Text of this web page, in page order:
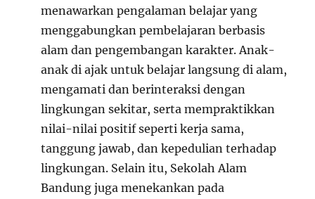
menawarkan pengalaman belajar yang
menggabungkan pembelajaran berbasis
alam dan pengembangan karakter. Anak-
anak di ajak untuk belajar langsung di alam,
mengamati dan berinteraksi dengan
lingkungan sekitar, serta mempraktikkan
nilai-nilai positif seperti kerja sama,
tanggung jawab, dan kepedulian terhadap
lingkungan. Selain itu, Sekolah Alam
Bandung juga menekankan pada